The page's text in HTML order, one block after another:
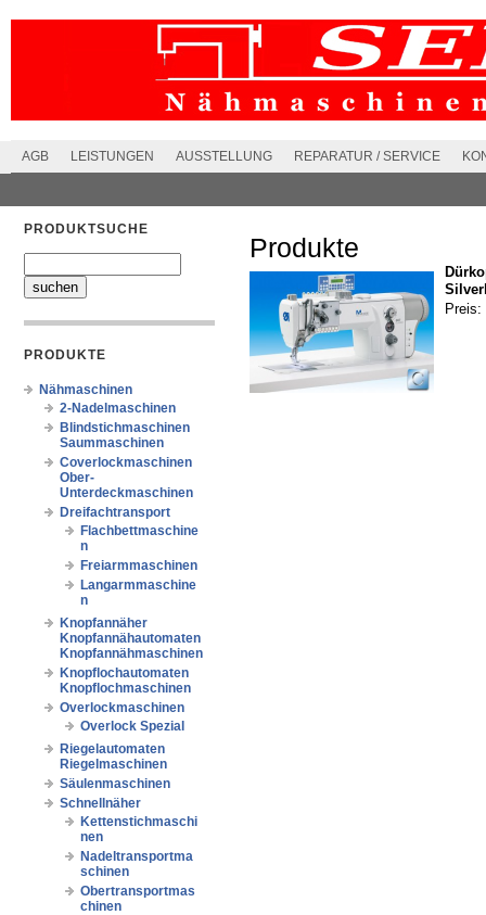
AGB LEISTUNGEN AUSSTELLUNG REPARATUR / SERVICE
PRODUKTSUCHE
PRODUKTE
Nähmaschinen
2-Nadelmaschinen
Blindstichmaschinen
Saummaschinen
Coverlockmaschinen
Ober-
Unterdeckmaschinen
Dreifachtransport
Flachbettmaschine
n
Freiarmmaschinen
Langarmmaschine
n
Knopfannäher
Knopfannähautomaten
Knopfannähmaschinen
Knopflochautomaten
Knopflochmaschinen
Overlockmaschinen
Overlock Spezial
Riegelautomaten
Riegelmaschinen
Säulenmaschinen
Schnellnäher
Kettenstichmaschi
nen
Nadeltransportma
schinen
Obertransportmas
chinen
Produkte
Preis: